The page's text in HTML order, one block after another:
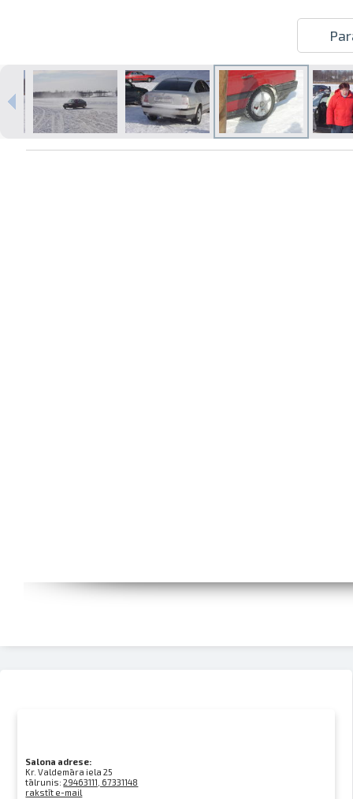
Izdrukas 1h laikā Rīgā – pasūtiet
tiešsaistē
Dažādi formāti un papīra veidi
Salona adrese:
Kr. Valdemāra iela 25
tālrunis:29463111, 67331148
rakstīt e-mail